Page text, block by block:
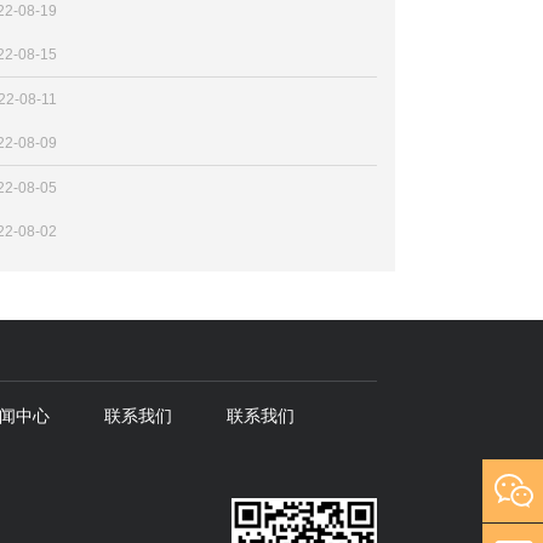
08-19
08-15
08-11
08-09
08-05
08-02
中心 联系我们 联系我们